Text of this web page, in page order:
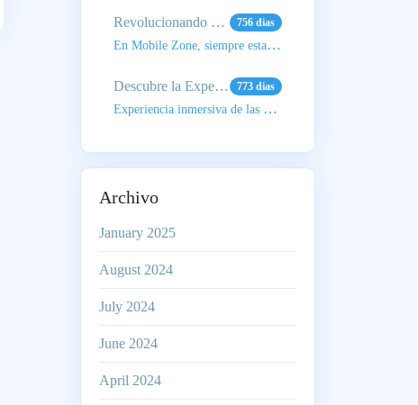
Revolucionando el Futuro: La Nueva Inteligencia Artificial de Apple 756 dias
En Mobile Zone, siempre estamos al tanto de las últimas tendencias tecnológicas, y este avance de Ap
Descubre la Experiencia de Sonido Superior del nuevo Lamborghini Huracan 700 TW 773 dias
Experiencia inmersiva de las Lamborghini Huracan Buds
Archivo
January 2025
August 2024
July 2024
June 2024
April 2024